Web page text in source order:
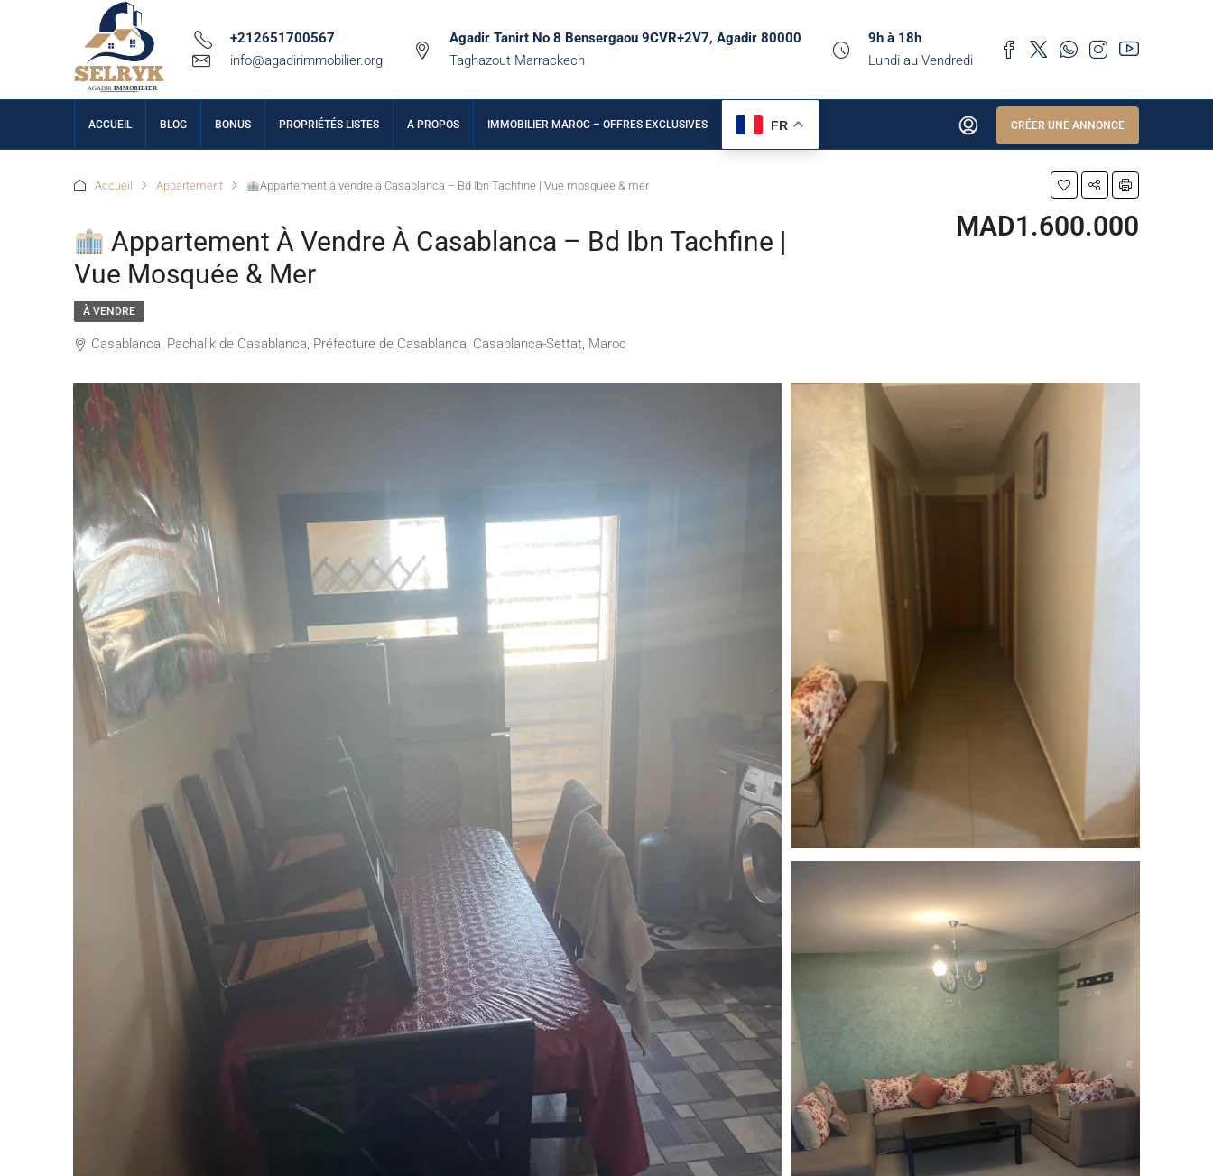
+212651700567
info@agadirimmobilier.org
Agadir Tanirt No 8 Bensergaou 9CVR+2V7, Agadir 80000
Taghazout Marrackech
9h à 18h
Lundi au Vendredi
ACCUEIL BLOG BONUS PROPRIÉTÉS LISTES A PROPOS IMMOBILIER MAROC – OFFRES EXCLUSIVES FR CRÉER UNE ANNONCE
Accueil Appartement Appartement à vendre à Casablanca – Bd Ibn Tachfine | Vue mosquée & mer
Appartement À Vendre À Casablanca – Bd Ibn Tachfine |
Vue Mosquée & Mer
MAD1.600.000
À VENDRE
Casablanca, Pachalik de Casablanca, Préfecture de Casablanca, Casablanca-Settat, Maroc